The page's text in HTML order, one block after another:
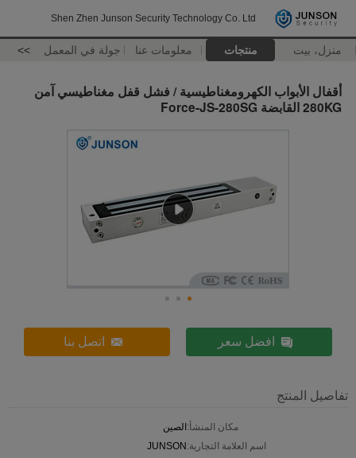
Shen Zhen Junson Security Technology Co. Ltd
منزل، بيت منتجات معلومات عنا جولة في المعمل >>
أقفال الأبواب الكهرومغناطيسية / فشل قفل مغناطيسي آمن
280KG القابضة Force-JS-280SG
افضل سعر اتصل بنا
تفاصيل المنتج
مكان المنشأ:الصين
اسم العلامة التجارية:JUNSON